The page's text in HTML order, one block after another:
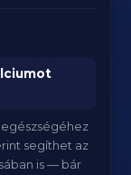
segíthet az
is — bár